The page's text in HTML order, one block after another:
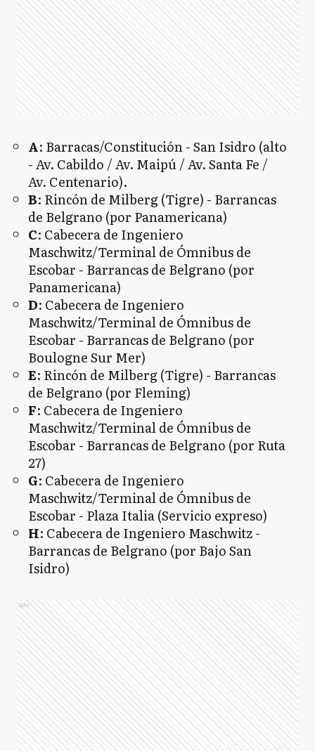
A: Barracas/Constitución - San Isidro (alto
- Av. Cabildo / Av. Maipú / Av. Santa Fe /
Av. Centenario).
B: Rincón de Milberg (Tigre) - Barrancas
de Belgrano (por Panamericana)
C: Cabecera de Ingeniero
Maschwitz/Terminal de Ómnibus de
Escobar - Barrancas de Belgrano (por
Panamericana)
D: Cabecera de Ingeniero
Maschwitz/Terminal de Ómnibus de
Escobar - Barrancas de Belgrano (por
Boulogne Sur Mer)
E: Rincón de Milberg (Tigre) - Barrancas
de Belgrano (por Fleming)
F: Cabecera de Ingeniero
Maschwitz/Terminal de Ómnibus de
Escobar - Barrancas de Belgrano (por Ruta
27)
G: Cabecera de Ingeniero
Maschwitz/Terminal de Ómnibus de
Escobar - Plaza Italia (Servicio expreso)
H: Cabecera de Ingeniero Maschwitz -
Barrancas de Belgrano (por Bajo San
Isidro)
Ads